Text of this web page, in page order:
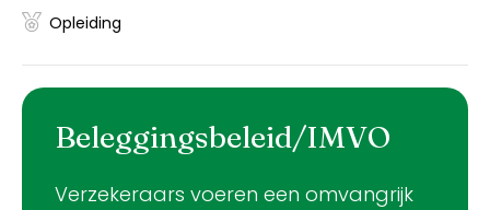
Opleiding
Beleggingsbeleid/IMVO
Verzekeraars voeren een omvangrijk